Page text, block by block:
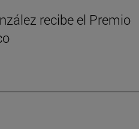
recibe el Premio